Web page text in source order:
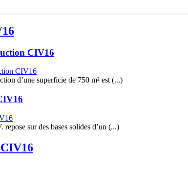
CIV16
d’une superficie de 750 m² est (...)
repose sur des bases solides d’un (...)